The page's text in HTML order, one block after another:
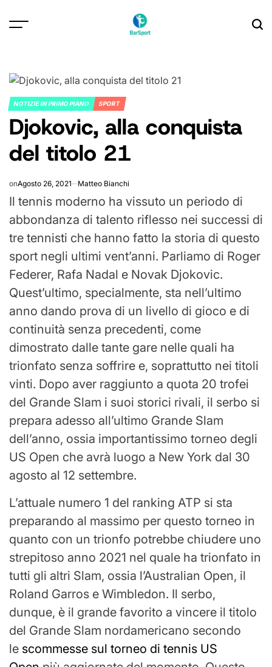
POSTED
IN
NOTIZIE IN PRIMO PIANO SPORT
Djokovic, alla conquista
del titolo 21
onAgosto 26, 2021 Matteo Bianchi
Il tennis moderno ha vissuto un periodo di
abbondanza di talento riflesso nei successi di
tre tennisti che hanno fatto la storia di questo
sport negli ultimi vent’anni. Parliamo di Roger
Federer, Rafa Nadal e Novak Djokovic.
Quest’ultimo, specialmente, sta nell’ultimo
anno dando prova di un livello di gioco e di
continuità senza precedenti, come
dimostrato dalle tante gare nelle quali ha
trionfato senza soffrire e, soprattutto nei titoli
vinti. Dopo aver raggiunto a quota 20 trofei
del Grande Slam i suoi storici rivali, il serbo si
prepara adesso all’ultimo Grande Slam
dell’anno, ossia importantissimo torneo degli
US Open che avrà luogo a New York dal 30
agosto al 12 settembre.
L’attuale numero 1 del ranking ATP si sta
preparando al massimo per questo torneo in
quanto con un trionfo potrebbe chiudere uno
strepitoso anno 2021 nel quale ha trionfato in
tutti gli altri Slam, ossia l’Australian Open, il
Roland Garros e Wimbledon. Il serbo,
dunque, è il grande favorito a vincere il titolo
del Grande Slam nordamericano secondo
le scommesse sul torneo di tennis US